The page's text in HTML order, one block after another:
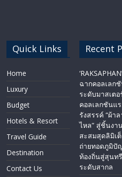
Quick Links
Home
Luxury
Budget
Hotels & Resort
Travel Guide
Destination
Contact Us
Recent
ฉากคอลเลก
ระดับมาสเต
คอลเลกชันแ
รังสรรค์ “ผ้า
ไหล” สู่ชิ้นงา
สะสมสุดลิมิเ
ถ่ายทอดภูมิปั
ท้องถิ่นสู่สุนท
ระดับสากล